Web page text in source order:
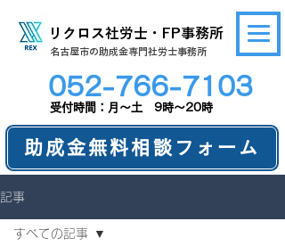
助成金無料相談フォーム
052-766-7103
​受付時間：月～土 9時～20時
リクロス社労士・FP事務所
​名古屋市の助成金専門社労士事務所
記事
すべての記事